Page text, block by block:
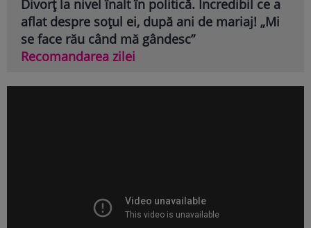
Divorț la nivel înalt în politică. Incredibil ce a
aflat despre soțul ei, după ani de mariaj! „Mi
se face rău când mă gândesc”
Recomandarea zilei